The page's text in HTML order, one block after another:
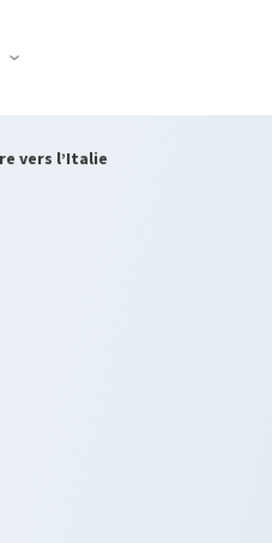
vers l’Italie